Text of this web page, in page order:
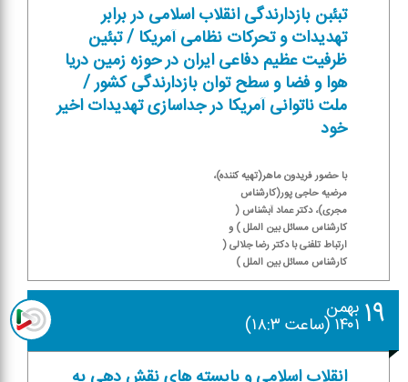
تبئبن بازدارندگی انقلاب اسلامی در برابر
تهدیدات و تحركات نظامی آمریكا / تبئین
ظرفیت عظیم دفاعی ایران در حوزه زمین دریا
هوا و فضا و سطح توان بازدارندگی كشور /
ملت ناتوانی آمریكا در جداسازی تهدیدات اخیر
خود
با حضور فریدون ماهر(تهیه كننده)،
مرضیه حاجی پور(كارشناس
مجری)، دكتر عماد آبشناس (
كارشناس مسائل بین الملل ) و
ارتباط تلفنی با دكتر رضا جلالی (
كارشناس مسائل بین الملل )
۱۹ بهمن
۱۴۰۱ (ساعت ۱۸:۳)